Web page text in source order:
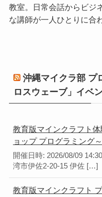
教室。日常会話からビジ
な講師が一人ひとりに合
沖縄マイクラ部 プ
ロスウェーブ」イベ
教育版マインクラフト
ョップ プログラミング
開催日時: 2026/08/09
湾市伊佐2-20-15 伊佐 […]
教育版マインクラフト